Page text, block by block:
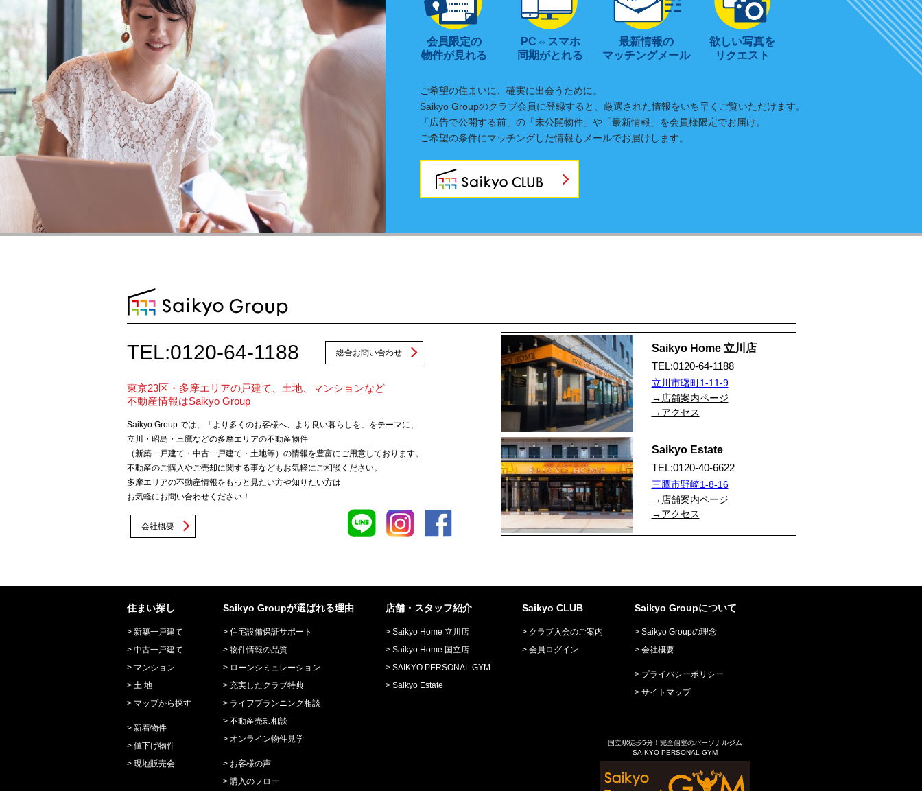
会員限定の
物件が見れる
PC⇔スマホ
同期がとれる
最新情報の
マッチングメール
欲しい写真を
リクエスト
ご希望の住まいに、確実に出会うために。
Saikyo Groupのクラブ会員に登録すると、厳選された情報をいち早くご覧いただけます。
「広告で公開する前」の「未公開物件」や「最新情報」を会員様限定でお届け。
ご希望の条件にマッチングした情報もメールでお届けします。
TEL:0120-64-1188 総合お問い合わせ
東京23区・多摩エリアの戸建て、土地、マンションなど
不動産情報はSaikyo Group
Saikyo Group では、「より多くのお客様へ、より良い暮らしを」をテーマに、
立川・昭島・三鷹などの多摩エリアの不動産物件
（新築一戸建て・中古一戸建て・土地等）の情報を豊富にご用意しております。
不動産のご購入やご売却に関する事などもお気軽にご相談ください。
多摩エリアの不動産情報をもっと見たい方や知りたい方は
お気軽にお問い合わせください！
会社概要
Saikyo Home 立川店
TEL:0120-64-1188
立川市曙町1-11-9
→店舗案内ページ
→アクセス
Saikyo Estate
TEL:0120-40-6622
三鷹市野崎1-8-16
→店舗案内ページ
→アクセス
住まい探し
新築一戸建て
中古一戸建て
マンション
土 地
マップから探す
新着物件
値下げ物件
現地販売会
Saikyo Groupが選ばれる理由
住宅設備保証サポート
物件情報の品質
ローンシミュレーション
充実したクラブ特典
ライフプランニング相談
不動産売却相談
オンライン物件見学
お客様の声
購入のフロー
店舗・スタッフ紹介
Saikyo Home 立川店
Saikyo Home 国立店
SAIKYO PERSONAL GYM
Saikyo Estate
Saikyo CLUB
クラブ入会のご案内
会員ログイン
Saikyo Groupについて
Saikyo Groupの理念
会社概要
プライバシーポリシー
サイトマップ
国立駅徒歩5分！完全個室のパーソナルジム
SAIKYO PERSONAL GYM